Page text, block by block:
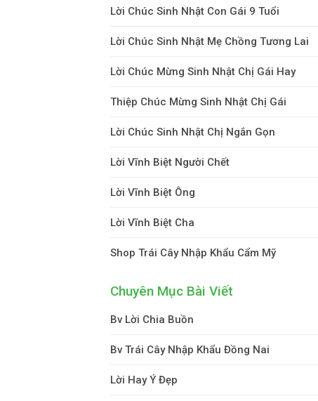
Lời Chúc Sinh Nhật Con Gái 9 Tuổi
Lời Chúc Sinh Nhật Mẹ Chồng Tương Lai
Lời Chúc Mừng Sinh Nhật Chị Gái Hay
Thiệp Chúc Mừng Sinh Nhật Chị Gái
Lời Chúc Sinh Nhật Chị Ngắn Gọn
Lời Vĩnh Biệt Người Chết
Lời Vĩnh Biệt Ông
Lời Vĩnh Biệt Cha
Shop Trái Cây Nhập Khẩu Cẩm Mỹ
Chuyên Mục Bài Viết
Bv Lời Chia Buồn
Bv Trái Cây Nhập Khẩu Đồng Nai
Lời Hay Ý Đẹp